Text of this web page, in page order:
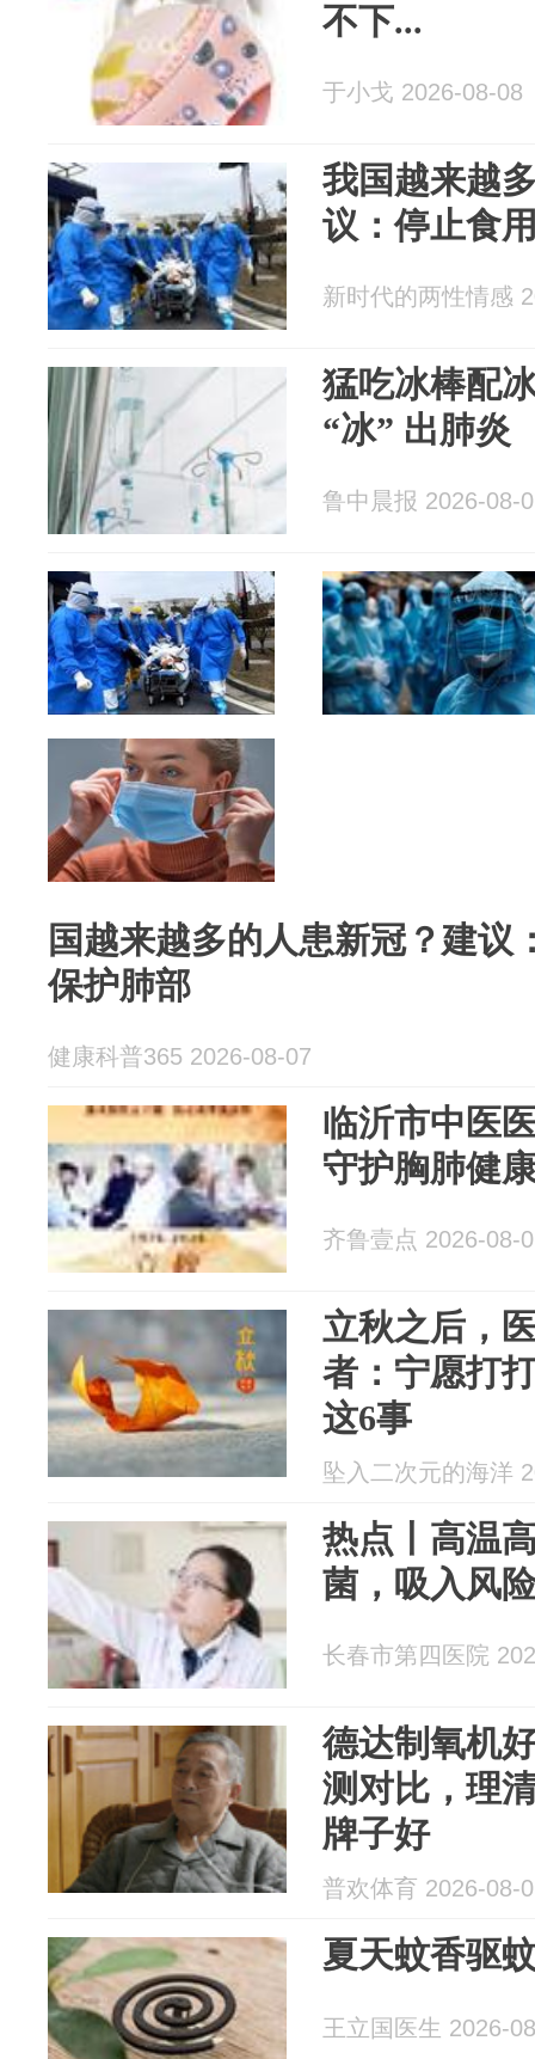
不下...
于小戈 2026-08-08
我国越来越
议：停止食
新时代的两性情感
猛吃冰棒配
“冰” 出肺炎
鲁中晨报 2026-08-
国越来越多的人患新冠？建议
保护肺部
健康科普365 2026-08-07
临沂市中医
守护胸肺健
齐鲁壹点 2026-08-
立秋之后，
者：宁愿打
这6事
坠入二次元的海洋
热点丨高温
菌，吸入风
长春市第四医院
德达制氧机
测对比，理
牌子好
普欢体育 2026-08-
夏天蚊香驱
王立国医生 2026-